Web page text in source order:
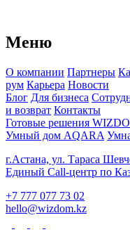
Меню
О компании Партнеры
рум Карьера Новости
Блог Для бизнеса
и возврат Контакты
Готовые решения
Умный дом AQARA
г.Астана, ул. Тараса
Единый Call-центр по
+7 777 077 73 02
hello@wizdom.kz